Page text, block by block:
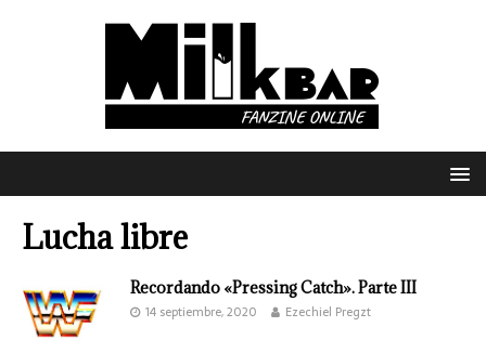
Lucha libre
Recordando «Pressing Catch». Parte III
14 septiembre, 2020 Ezechiel Pregzt